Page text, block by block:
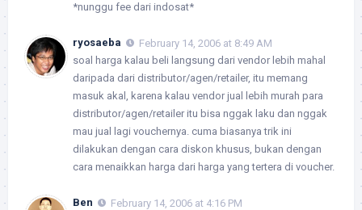
*nunggu fee dari indosat*
ryosaeba
February 14, 2006 at 8:49 AM
soal harga kalau beli langsung dari vendor lebih mahal
daripada dari distributor/agen/retailer, itu memang
masuk akal, karena kalau vendor jual lebih murah para
distributor/agen/retailer itu bisa nggak laku dan nggak
mau jual lagi vouchernya. cuma biasanya trik ini
dilakukan dengan cara diskon khusus, bukan dengan
cara menaikkan harga dari harga yang tertera di voucher.
Ben
February 14, 2006 at 4:16 PM